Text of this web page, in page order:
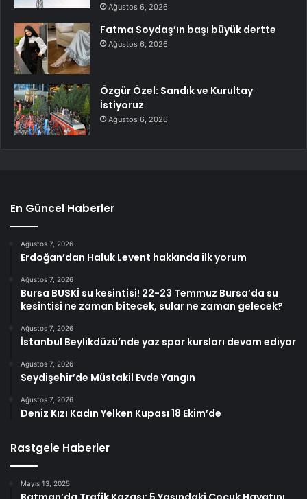
Ağustos 6, 2026
Fatma Soydaş’ın başı büyük dertte
Ağustos 6, 2026
Özgür Özel: Sandık ve Kurultay
İstiyoruz
Ağustos 6, 2026
En Güncel Haberler
Ağustos 7, 2026
Erdoğan’dan Haluk Levent hakkında ilk yorum
Ağustos 7, 2026
Bursa BUSKİ su kesintisi! 22-23 Temmuz Bursa’da su
kesintisi ne zaman bitecek, sular ne zaman gelecek?
Ağustos 7, 2026
İstanbul Beylikdüzü’nde yaz spor kursları devam ediyor
Ağustos 7, 2026
Seydişehir’de Müstakil Evde Yangın
Ağustos 7, 2026
Deniz Kızı Kadın Yelken Kupası 18 Ekim’de
Rastgele Haberler
Mayıs 13, 2025